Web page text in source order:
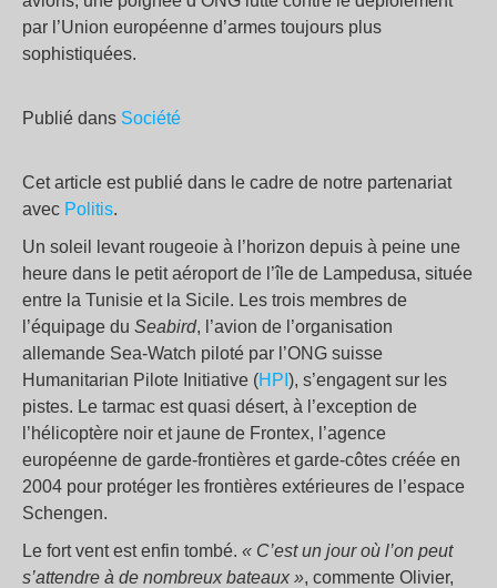
par l’Union européenne d’armes toujours plus
sophistiquées.
Publié dans Société
Cet article est publié dans le cadre de notre partenariat
avec Politis.
Un soleil levant rougeoie à l’horizon depuis à peine une
heure dans le petit aéroport de l’île de Lampedusa, située
entre la Tunisie et la Sicile. Les trois membres de
l’équipage du Seabird, l’avion de l’organisation
allemande Sea-Watch piloté par l’ONG suisse
Humanitarian Pilote Initiative (HPI ), s’engagent sur les
pistes. Le tarmac est quasi désert, à l’exception de
l’hélicoptère noir et jaune de Frontex, l’agence
européenne de garde-frontières et garde-côtes créée en
2004 pour protéger les frontières extérieures de l’espace
Schengen.
Le fort vent est enfin tombé. « C’est un jour où l’on peut
s’attendre à de nombreux bateaux », commente Olivier,